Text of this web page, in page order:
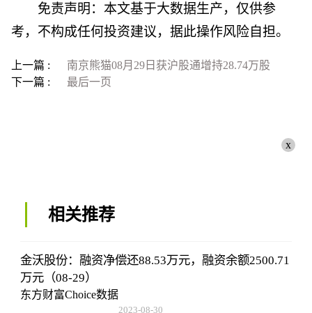
免责声明：本文基于大数据生产，仅供参
考，不构成任何投资建议，据此操作风险自担。
上一篇 :
南京熊猫08月29日获沪股通增持28.74万股
下一篇 :
最后一页
x
相关推荐
金沃股份：融资净偿还88.53万元，融资余额2500.71
万元（08-29）
东方财富Choice数据
2023-08-30